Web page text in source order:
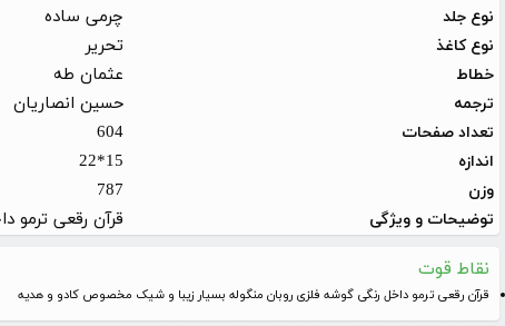
نوع جلد چرمی ساده
نوع کاغذ تحریر
خطاط عثمان طه
ترجمه حسین انصاریان
تعداد صفحات 604
اندازه 15*22
وزن 787
توضیحات و ویژگی قرآن رقعی ترمو
نقاط قوت
قرآن رقعی ترمو داخل رنگی گوشه فلزی روبان منگوله بسیار زیبا و شیک مخصوص کادو و هدیه